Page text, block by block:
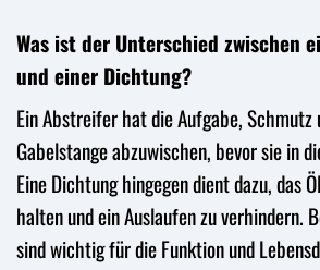
Was ist der Unterschied zwischen
und einer Dichtung?
Ein Abstreifer hat die Aufgabe, Schmutz
Gabelstange abzuwischen, bevor sie in
Eine Dichtung hingegen dient dazu, das
halten und ein Auslaufen zu verhindern.
sind wichtig für die Funktion und